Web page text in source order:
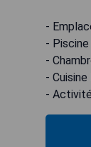
-
- Piscine
-
-
-